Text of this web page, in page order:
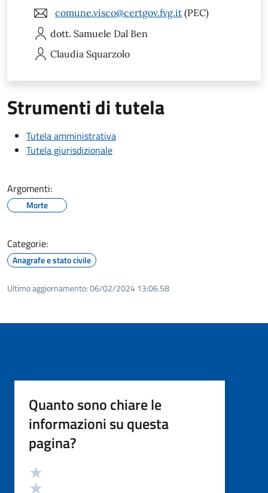
comune.visco@certgov.fvg.it (PEC)
dott. Samuele Dal Ben
Claudia Squarzolo
Strumenti di tutela
Tutela amministrativa
Tutela giurisdizionale
Argomenti:
Morte
Categorie:
Anagrafe e stato civile
Ultimo aggiornamento:06/02/2024 13:06.58
Quanto sono chiare le
informazioni su questa
pagina?
Valutazione